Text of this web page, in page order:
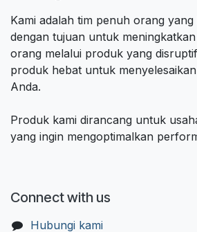
Kami adalah tim penuh orang
dengan tujuan untuk
orang melalui produk yang
produk hebat untuk
Anda.
Produk kami dirancang untuk
yang ingin mengoptimalkan
Connect with us
Hubungi kami